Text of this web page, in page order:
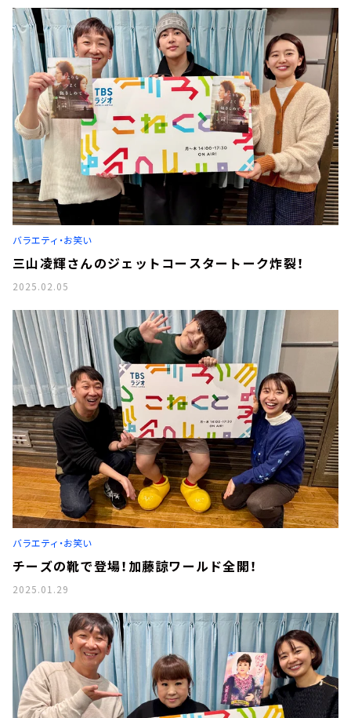
バラエティ・お笑い
三山凌輝さんのジェットコースタートーク炸裂！
2025.02.05
バラエティ・お笑い
チーズの靴で登場！加藤諒ワールド全開！
2025.01.29